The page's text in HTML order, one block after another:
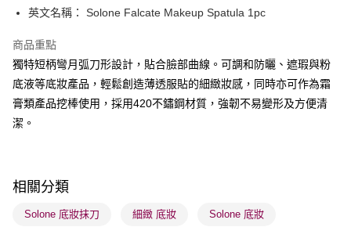
WeChat Pay
BoC Pay
送貨方式
順豐自助櫃 - 確認發貨後1-3個工作天送達
每筆HK$65.00，滿HK$300.00或以上免運費
每筆HK$65.00，滿HK$300.00或以上免運費
確認發貨後1-3 工作天送達，訂單將隨機分配至SF順豐速運或京東
英文名稱： Solone Falcate Makeup Spatula 1pc
商品重點
獨特短柄彎月弧刀形設計，貼合臉部曲線。可調和防曬、遮瑕與粉
底液等底妝產品，輕鬆創造薄透服貼的細緻妝感，同時亦可作為霜
膏類產品挖棒使用，採用420不鏽鋼材質，強韌不易變形及方便清
潔。
相關分類
Solone 底妝抹刀 細緻 底妝 Solone 底妝